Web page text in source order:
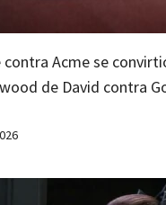
Acme se
de David contra